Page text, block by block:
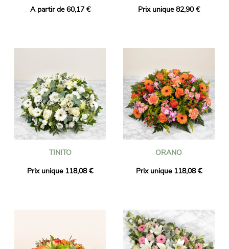
A partir de 60,17 €
Prix unique 82,90 €
TINITO
Prix unique 118,08 €
ORANO
Prix unique 118,08 €